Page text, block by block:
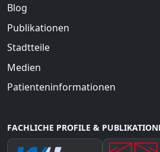
Blog
Publikationen
Stadtteile
Medien
Patienteninformationen
FACHLICHE PROFILE &